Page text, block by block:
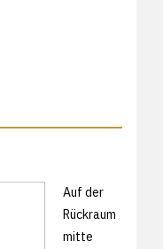
Auf der
Rückraum
mitte